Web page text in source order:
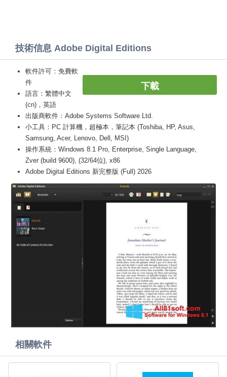
技術信息 Adobe Digital Editions
下載
軟件許可：免費軟
件
語言：繁體中文
(cn)，英語
出版商軟件：Adobe Systems Software Ltd.
小工具：PC 計算機，超極本，筆記本 (Toshiba, HP, Asus,
Samsung, Acer, Lenovo, Dell, MSI)
操作系統：Windows 8.1 Pro, Enterprise, Single Language,
Zver (build 9600), (32/64位), x86
Adobe Digital Editions 新完整版 (Full) 2026
相關軟件